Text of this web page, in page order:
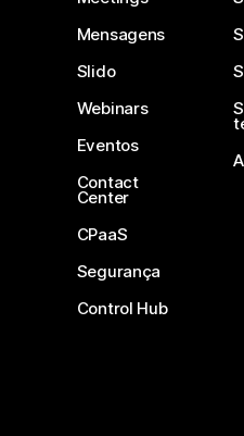
Mensagens
Slido
Webinars
Eventos
Contact
Center
CPaaS
Segurança
Control Hub